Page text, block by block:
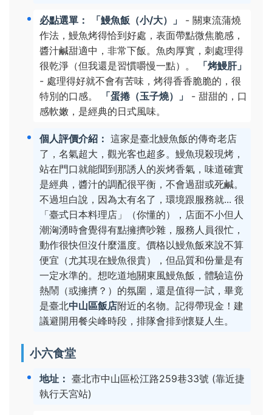
必點選單： 「鰻魚飯（小/大）」
- 關東流蒲燒
作法，鰻魚烤得恰到好處，表面帶點微焦脆感，
醬汁鹹甜適中，非常下飯。魚肉厚實，刺處理得
很乾淨（但我還是習慣嚼慢一點）。
「烤鰻肝」
- 處理得好就不會有苦味，烤得香香脆脆的，很
特別的口感。
「蛋捲（玉子燒）」
- 甜甜的，口
感軟嫩，是經典的日式風味。
個人評價介紹： 這家是臺北鰻魚飯的傳奇老店
了，名氣超大，觀光客也超多。鰻魚現殺現烤，
站在門口就能聞到那誘人的炭烤香氣，味道確實
是經典，醬汁的調配很平衡，不會過甜或死鹹。
不過坦白說，因為太有名了，環境跟服務就... 很
「臺式日本料理店」（你懂的），店面不小但人
潮洶湧時會覺得有點擁擠吵雜，服務人員很忙，
動作很快但沒什麼溫度。價格以鰻魚飯來說不算
便宜（尤其現在鰻魚很貴），但品質和份量是有
一定水準的。想吃道地關東風鰻魚飯，體驗這份
熱鬧（或擁擠？）的氛圍，還是值得一試，畢竟
是臺北中山區飯店附近的名物。記得帶現金！建
議避開用餐尖峰時段，排隊會排到懷疑人生。
小六食堂
地址： 臺北市中山區松江路259巷33號 (靠近捷
執行天宮站)